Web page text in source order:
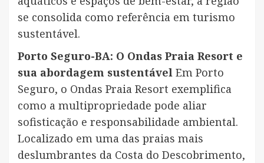
se consolida como referência em turismo
sustentável.
Porto Seguro-BA: O Ondas Praia Resort e
sua abordagem sustentável Em Porto
Seguro, o Ondas Praia Resort exemplifica
como a multipropriedade pode aliar
sofisticação e responsabilidade ambiental.
Localizado em uma das praias mais
deslumbrantes da Costa do Descobrimento,